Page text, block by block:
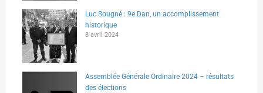
Luc Sougné : 9e Dan, un accomplissement
historique
8 avril 2024
Assemblée Générale Ordinaire 2024 – résultats
des élections